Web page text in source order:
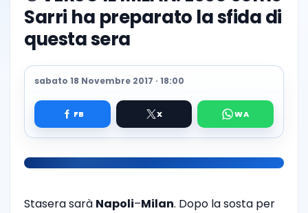
Sarri ha preparato la sfida di
questa sera
sabato 18 Novembre 2017 · 18:00
Stasera sarà Napoli–Milan. Dopo la sosta per